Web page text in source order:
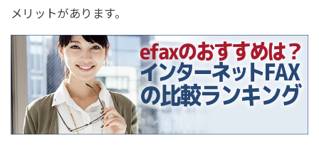
メリットがあります。